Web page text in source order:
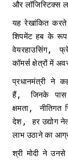
और लॉजिस्टिक्स
यह रेखांकित करते
शिपमेंट हब के रूप
वेयरहाउसिंग,
कॉमर्स क्षेत्रों में
प्रधानमंत्री ने
हैं ,जिनके
क्षमता,नीतिगत
देश,हर उद्योग
लाभ उठाने का
श्री मोदी ने उनसे